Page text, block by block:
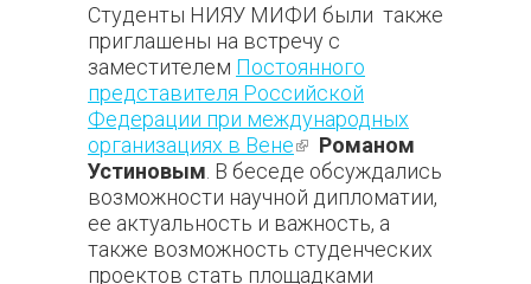
Студенты НИЯУ МИФИ были также
приглашены на встречу с
заместителем Постоянного
представителя Российской
Федерации при международных
организациях в Вене(внешняя
ссылка)
Романом
Устиновым . В беседе обсуждались
возможности научной дипломатии,
ее актуальность и важность, а
также возможность студенческих
проектов стать площадками